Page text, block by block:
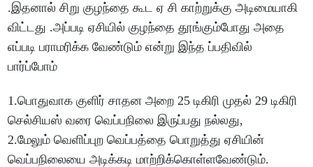
.இதனால் சிறு குழந்தை கூட ஏ சி காற்றுக்கு அடிமையாகி
விட்டது .அப்படி ஏசியில் குழந்தை தூங்கும்போது அதை
எப்படி பராமரிக்க வேண்டும் என்று இந்த ப்பதிவில்
பார்ப்போம்
1.பொதுவாக குளிர் சாதன அறை 25 டிகிரி முதல் 29 டிகிரி
செல்சியஸ் வரை வெப்பநிலை இருப்பது நல்லது,
2.மேலும் வெளிப்புற வெப்பத்தை பொறுத்து ஏசியின்
வெப்பநிலையை அடிக்கடி மாற்றிக்கொள்ளவேண்டும்.